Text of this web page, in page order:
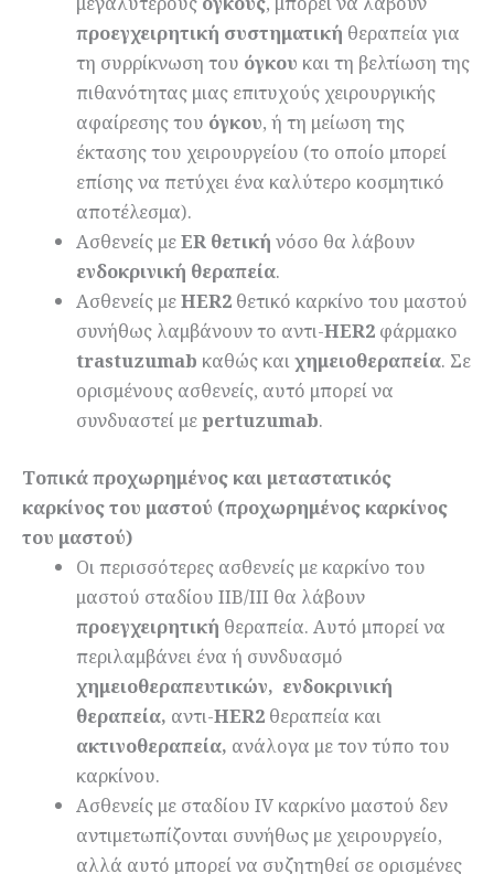
προεγχειρητική συστηματική θεραπεία για
τη συρρίκνωση του όγκου και τη βελτίωση της
πιθανότητας μιας επιτυχούς χειρουργικής
αφαίρεσης του όγκου, ή τη μείωση της
έκτασης του χειρουργείου (το οποίο μπορεί
επίσης να πετύχει ένα καλύτερο κοσμητικό
αποτέλεσμα).
Ασθενείς μεER θετική νόσο θα λάβουν
ενδοκρινική θεραπεία.
Ασθενείς μεHER2 θετικό καρκίνο του μαστού
συνήθως λαμβάνουν τo αντι-HER2 φάρμακο
trastuzumab καθώς καιχημειοθεραπεία. Σε
ορισμένους ασθενείς, αυτό μπορεί να
συνδυαστεί μεpertuzumab.
Τοπικά προχωρημένος και μεταστατικός
καρκίνος του μαστού (προχωρημένος καρκίνος
του μαστού)
Οι περισσότερες ασθενείς με καρκίνο του
μαστού σταδίου ΙΙΒ/ΙΙΙ θα λάβουν
προεγχειρητική θεραπεία. Αυτό μπορεί να
περιλαμβάνει ένα ή συνδυασμό
χημειοθεραπευτικών, ενδοκρινική
θεραπεία, αντι-HER2 θεραπεία και
ακτινοθεραπεία, ανάλογα με τον τύπο του
καρκίνου.
Ασθενείς με σταδίου IV καρκίνο μαστού δεν
αντιμετωπίζονται συνήθως με χειρουργείο,
αλλά αυτό μπορεί να συζητηθεί σε ορισμένες